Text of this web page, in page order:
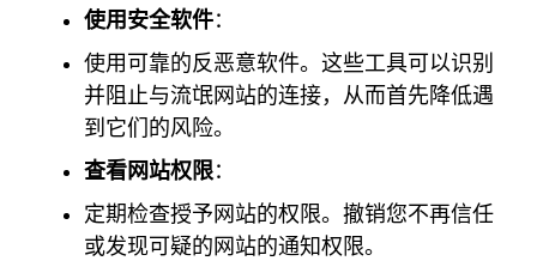
使用安全软件：
使用可靠的反恶意软件。这些工具可以识别
并阻止与流氓网站的连接，从而首先降低遇
到它们的风险。
查看网站权限：
定期检查授予网站的权限。撤销您不再信任
或发现可疑的网站的通知权限。